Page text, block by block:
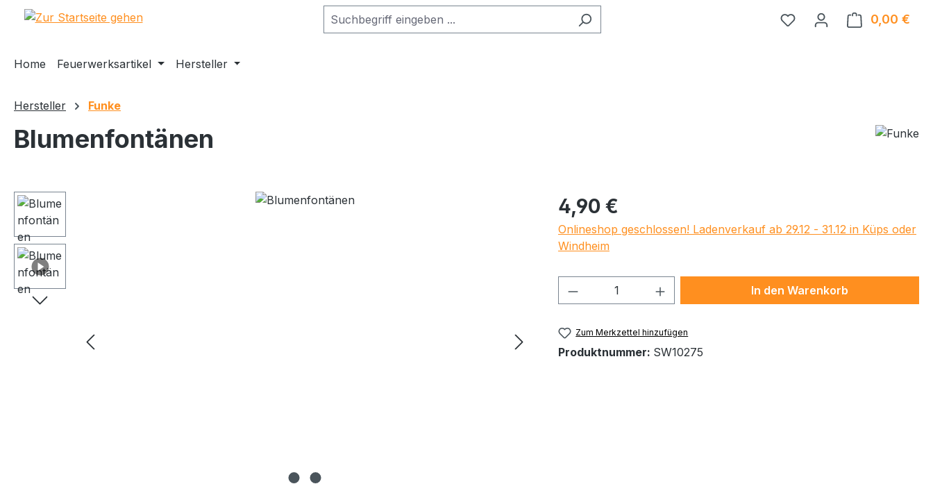
Hauptinhalt springen
Zur Suche springen
Zur Hauptnavigation springen 0,00 €
Home Feuerwerksartikel Hersteller
Hersteller Funke
Blumenfontänen
Bildergalerie überspringen Regulärer Preis:
4,90 €
Onlineshop geschlossen! Ladenverkauf ab 29.12 - 31.12 in Küps oder
Windheim
Produkt Anzahl: Gib den gewünschten Wert
In den Warenkorb
Zum Merkzettel hinzufügen
Produktnummer: SW10275